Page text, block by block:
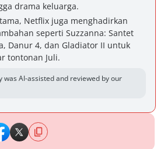
drama keluarga.
Netflix juga menghadirkan
seperti Suzzanna: Santet
Danur 4, dan Gladiator II untuk
tontonan Juli.
was AI-assisted and reviewed by our